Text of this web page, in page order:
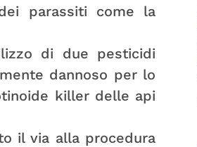
parassiti come la
di due pesticidi
dannoso per lo
killer delle api
il via alla procedura